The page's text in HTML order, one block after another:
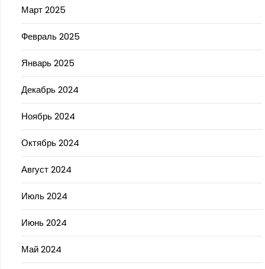
Март 2025
Февраль 2025
Январь 2025
Декабрь 2024
Ноябрь 2024
Октябрь 2024
Август 2024
Июль 2024
Июнь 2024
Май 2024